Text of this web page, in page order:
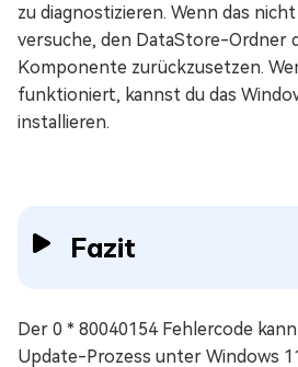
zu diagnostizieren. Wenn das
versuche, den DataStore-Ordner
Komponente zurückzusetzen.
funktioniert, kannst du das
installieren.
Fazit
Der 0 * 80040154 Fehlercode
Update-Prozess unter Windows